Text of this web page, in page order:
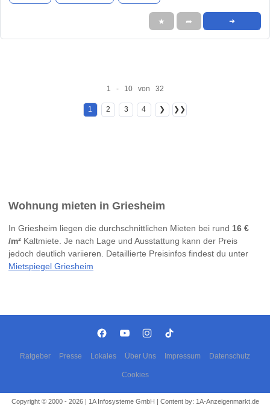
★ ➦ ➜
1 - 10 von 32
1 2 3 4 ❯ ❯❯
Wohnung mieten in Griesheim
In Griesheim liegen die durchschnittlichen Mieten bei rund 16 €
/m² Kaltmiete. Je nach Lage und Ausstattung kann der Preis
jedoch deutlich variieren. Detaillierte Preisinfos findest du unter
Mietspiegel Griesheim
Ratgeber Presse Lokales Über Uns Impressum Datenschutz
Cookies
Copyright © 2000 - 2026 | 1A Infosysteme GmbH | Content by: 1A-Anzeigenmarkt.de